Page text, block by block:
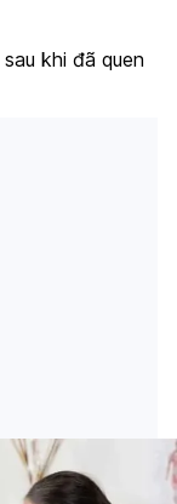
sau khi đã quen